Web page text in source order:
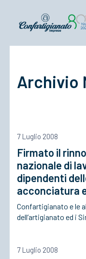
Confartigianato
Cosa Facciamo
Associarsi
Archivio
7 Luglio 2008
Firmato il
nazionale di
dipendenti
acconciatura
Confartigianato e le
dell’artigianato ed i
7 Luglio 2008